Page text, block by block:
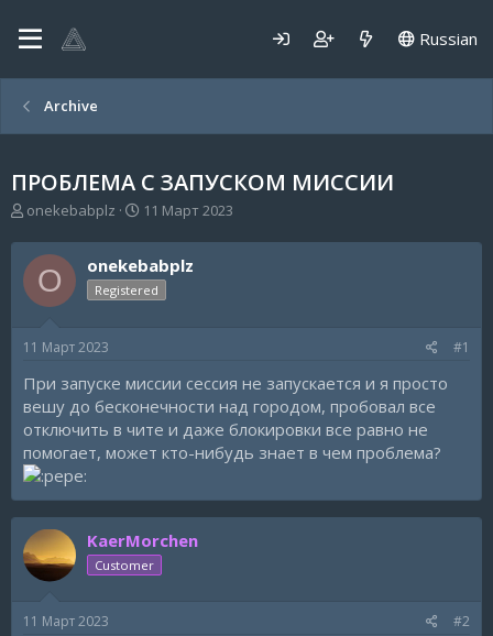
Russian
Archive
ПРОБЛЕМА С ЗАПУСКОМ МИССИИ
А
т
о
р
м
onekebabplz
Д
т
а
н
а
11 Март 2023
O onekebabplz
Registered
11 Март 2023 #1
При запуске миссии сессия не запускается и я просто
вешу до бесконечности над городом, пробовал все
отключить в чите и даже блокировки все равно не
помогает, может кто-нибудь знает в чем проблема?
KaerMorchen
Customer
11 Март 2023 #2